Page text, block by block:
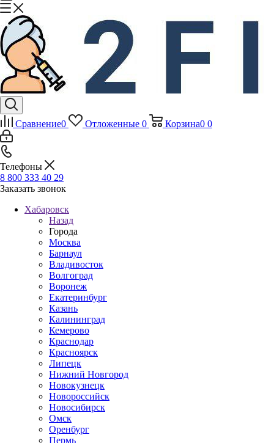
Сравнение0 Отложенные 0 Корзина0 0
Телефоны
8 800 333 40 29
Заказать звонок
Хабаровск
Назад
Города
Москва
Барнаул
Владивосток
Волгоград
Воронеж
Екатеринбург
Казань
Калининград
Кемерово
Краснодар
Красноярск
Липецк
Нижний Новгород
Новокузнецк
Новороссийск
Новосибирск
Омск
Оренбург
Пермь